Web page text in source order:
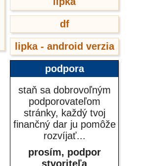
df
lipka - android verzia
podpora
staň sa dobrovoľným
podporovateľom
stránky, každý tvoj
finančný dar ju pomôže
rozvíjať...
prosím, podpor
stvoriteľa